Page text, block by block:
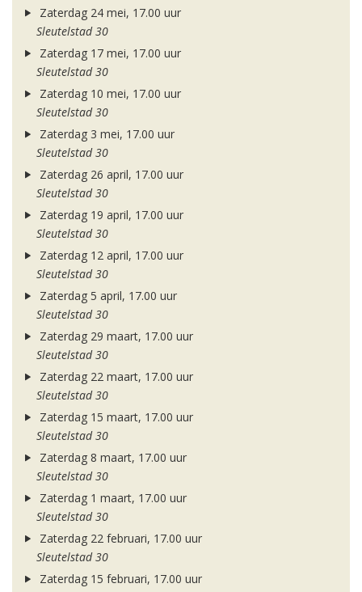
Zaterdag 24 mei, 17.00 uur
Sleutelstad 30
Zaterdag 17 mei, 17.00 uur
Sleutelstad 30
Zaterdag 10 mei, 17.00 uur
Sleutelstad 30
Zaterdag 3 mei, 17.00 uur
Sleutelstad 30
Zaterdag 26 april, 17.00 uur
Sleutelstad 30
Zaterdag 19 april, 17.00 uur
Sleutelstad 30
Zaterdag 12 april, 17.00 uur
Sleutelstad 30
Zaterdag 5 april, 17.00 uur
Sleutelstad 30
Zaterdag 29 maart, 17.00 uur
Sleutelstad 30
Zaterdag 22 maart, 17.00 uur
Sleutelstad 30
Zaterdag 15 maart, 17.00 uur
Sleutelstad 30
Zaterdag 8 maart, 17.00 uur
Sleutelstad 30
Zaterdag 1 maart, 17.00 uur
Sleutelstad 30
Zaterdag 22 februari, 17.00 uur
Sleutelstad 30
Zaterdag 15 februari, 17.00 uur